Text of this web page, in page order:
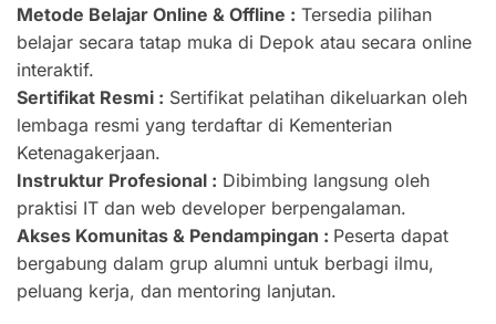
Metode Belajar Online & Offline : Tersedia pilihan
belajar secara tatap muka di Depok atau secara online
interaktif.
Sertifikat Resmi : Sertifikat pelatihan dikeluarkan oleh
lembaga resmi yang terdaftar di Kementerian
Ketenagakerjaan.
Instruktur Profesional : Dibimbing langsung oleh
praktisi IT dan web developer berpengalaman.
Akses Komunitas & Pendampingan : Peserta dapat
bergabung dalam grup alumni untuk berbagi ilmu,
peluang kerja, dan mentoring lanjutan.